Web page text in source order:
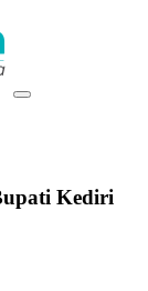
Kediri